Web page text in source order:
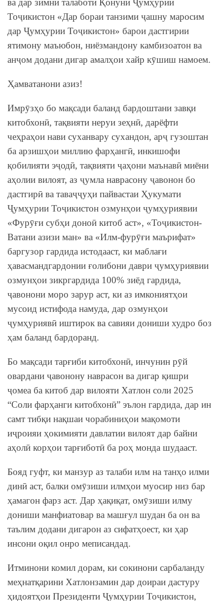
ва дар зимни талаботи Қонуни Ҷумҳурии
Тоҷикистон «Дар бораи танзими ҷашну маросим
дар Ҷумҳурии Тоҷикистон» барои дастгирии
ятимону маъюбон, ниёзмандону камбизоатон ва
анҷом додани дигар амалҳои хайр кӯшиш намоем.
Ҳамватанони азиз!
Имрӯзҳо бо мақсади баланд бардоштани завқи
китобхонӣ, тақвияти неруи зеҳнӣ, дарёфти
чеҳраҳои нави суханвару сухандон, арҷ гузоштан
ба арзишҳои миллию фарҳангӣ, инкишофи
қобилияти эҷодӣ, тақвияти ҷаҳони маънавӣ миёни
аҳолии вилоят, аз ҷумла наврасону ҷавонон бо
дастгирӣ ва таваҷҷуҳи пайвастаи Ҳукумати
Ҷумҳурии Тоҷикистон озмунҳои ҷумҳуриявии
«Фурӯғи субҳи доноӣ китоб аст», «Тоҷикистон-
Ватани азизи ман» ва «Илм-фурӯғи маърифат»
баргузор гардида истодааст, ки маблағи
ҳавасмандгардонии ғолибони даври ҷумҳуриявии
озмунҳои зикргардида 100% зиёд гардида,
ҷавонони моро зарур аст, ки аз имкониятҳои
мусоид истифода намуда, дар озмунҳои
ҷумҳуриявӣ иштирок ва савияи дониши худро боз
ҳам баланд бардоранд.
Бо мақсади тарғиби китобхонӣ, инчунин рӯй
овардани ҷавонону наврасон ва дигар қишри
ҷомеа ба китоб дар вилояти Хатлон соли 2025
“Соли фарҳанги китобхонӣ” эълон гардида, дар ин
самт тибқи нақшаи чорабиниҳои мақомоти
иҷроияи ҳокимияти давлатии вилоят дар байни
аҳолӣ корҳои тарғиботӣ ба роҳ монда шудааст.
Бояд гуфт, ки манзур аз талаби илм на танҳо илми
динӣ аст, балки омӯзиши илмҳои муосир низ бар
ҳамагон фарз аст. Дар ҳақиқат, омӯзиши илму
дониши манфиатовар ва машғул шудан ба он ва
таълим додани дигарон аз сифатҳоест, ки ҳар
инсони оқил онро меписандад.
Итминони комил дорам, ки сокинони сарбаланду
меҳнатқарини Хатлонзамин дар доираи дастуру
ҳидоятҳои Президенти Ҷумҳурии Тоҷикистон,